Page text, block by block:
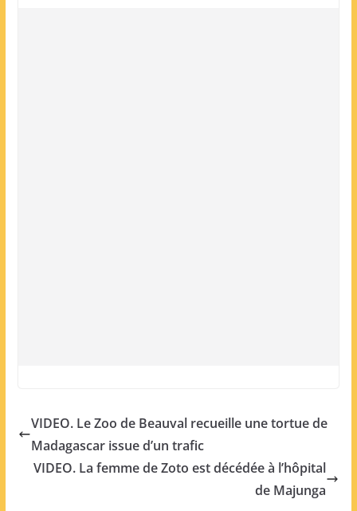
VIDEO. Le Zoo de Beauval recueille une tortue de
Madagascar issue d’un trafic
VIDEO. La femme de Zoto est décédée à l’hôpital
de Majunga